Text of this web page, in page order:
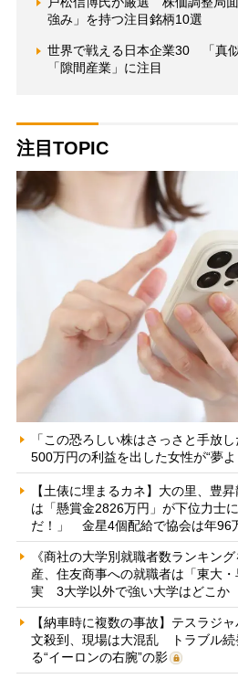
強み」を持つ注目銘柄10選
世界で戦える日本企業30 「真
「隙間産業」に注目
注目TOPIC
「この恐ろしい株はさっさと手放
500万円の利益を出した女性が“夢
【土俵に埋まるカネ】大の里、豊
は「懸賞金2826万円」が下位力士
だ！」 金星4個配給で協会は年96
《商社の大学別就職者数ランキン
産、住友商事への就職者は「東大
実 3大学以外で強い大学はどこか
【納車時に複数の事故】テスラジ
文殺到、現場は大混乱 トラブル続
る“イーロンの右腕”の影